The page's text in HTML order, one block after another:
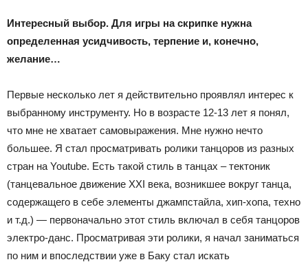
Интересный выбор. Для игры на скрипке нужна
определенная усидчивость, терпение и, конечно,
желание…
Первые несколько лет я действительно проявлял интерес к
выбранному инструменту. Но в возрасте 12-13 лет я понял,
что мне не хватает самовыражения. Мне нужно нечто
большее. Я стал просматривать ролики танцоров из разных
стран на Youtube. Есть такой стиль в танцах – тектоник
(танцевальное движение XXI века, возникшее вокруг танца,
содержащего в себе элементы джампстайла, хип-хопа, техно
и т.д.) — первоначально этот стиль включал в себя танцоров
электро-данс. Просматривая эти ролики, я начал заниматься
по ним и впоследствии уже в Баку стал искать